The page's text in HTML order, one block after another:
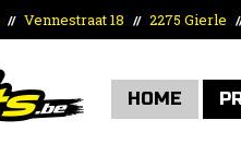
// Vennestraat 18 // 2275 Gierle
HOME